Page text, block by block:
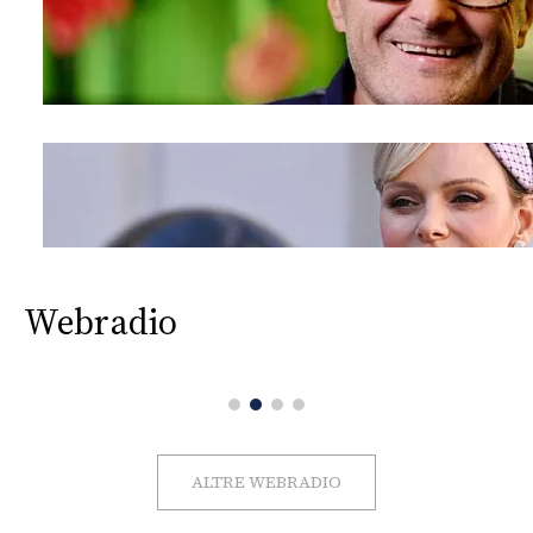
Webradio
ALTRE WEBRADIO